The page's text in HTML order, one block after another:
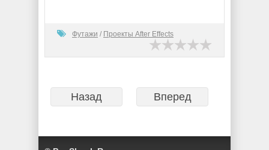
Футажи / Проекты After Effects
Назад Вперед